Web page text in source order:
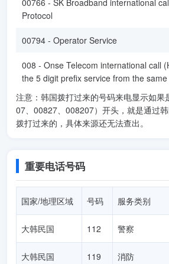
00766 - SK Broadband international
Protocol
00794 - Operator Service
008 - Onse Telecom international call
the 5 digit prefix service from the
注意：韩国拨打过来的号码来电显示如果
07、00827、008207）开头，就是通过
拨打过来的，具体来源还无法查出。
重要电话号码
国家/地理区域 号码 服务类别
大韩民国 112 警察
大韩民国 119 消防